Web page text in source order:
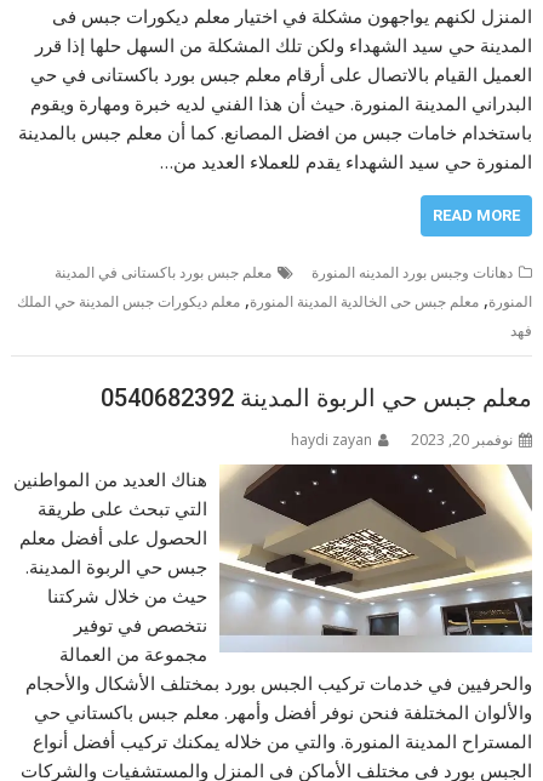
المنزل لكنهم يواجهون مشكلة في اختيار معلم ديكورات جبس فى
المدينة حي سيد الشهداء ولكن تلك المشكلة من السهل حلها إذا قرر
العميل القيام بالاتصال على أرقام معلم جبس بورد باكستانى في حي
البدراني المدينة المنورة. حيث أن هذا الفني لديه خبرة ومهارة ويقوم
باستخدام خامات جبس من افضل المصانع. كما أن معلم جبس بالمدينة
المنورة حي سيد الشهداء يقدم للعملاء العديد من…
READ MORE
دهانات وجبس بورد المدينه المنورة
معلم جبس بورد باكستانى في المدينة
المنورة,معلم جبس حى الخالدية المدينة المنورة,معلم ديكورات جبس المدينة حي الملك
فهد
معلم جبس حي الربوة المدينة 0540682392
نوفمبر 20, 2023 haydi zayan
هناك العديد من المواطنين
التي تبحث على طريقة
الحصول على أفضل معلم
جبس حي الربوة المدينة.
حيث من خلال شركتنا
نتخصص في توفير
مجموعة من العمالة
والحرفيين في خدمات تركيب الجبس بورد بمختلف الأشكال والأحجام
والألوان المختلفة فنحن نوفر أفضل وأمهر. معلم جبس باكستاني حي
المستراح المدينة المنورة. والتي من خلاله يمكنك تركيب أفضل أنواع
الجبس بورد في مختلف الأماكن في المنزل والمستشفيات والشركات